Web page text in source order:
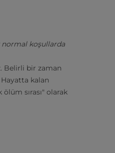
normal koşullarda
Belirli bir zaman
kalan
sırası" olarak